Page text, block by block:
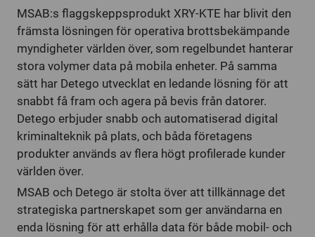
MSAB:s flaggskeppsprodukt XRY-KTE har blivit den
främsta lösningen för operativa brottsbekämpande
myndigheter världen över, som regelbundet hanterar
stora volymer data på mobila enheter. På samma
sätt har Detego utvecklat en ledande lösning för att
snabbt få fram och agera på bevis från datorer.
Detego erbjuder snabb och automatiserad digital
kriminalteknik på plats, och båda företagens
produkter används av flera högt profilerade kunder
världen över.
MSAB och Detego är stolta över att tillkännage det
strategiska partnerskapet som ger användarna en
enda lösning för att erhålla data för både mobil- och